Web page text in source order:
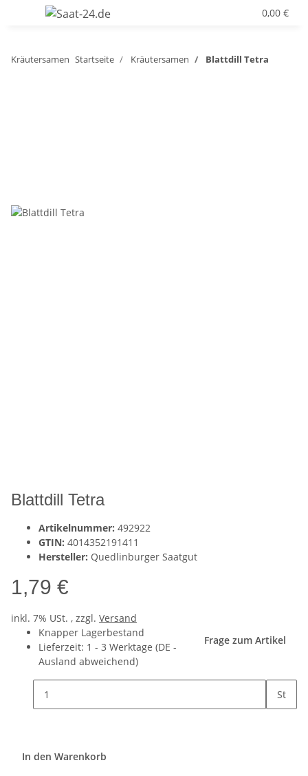
0,00 €
Kräutersamen Startseite Kräutersamen Blattdill Tetra
Blattdill Tetra
Artikelnummer: 492922
GTIN: 4014352191411
Hersteller: Quedlinburger Saatgut
1,79 €
inkl. 7% USt. , zzgl. Versand
Knapper Lagerbestand
Lieferzeit: 1 - 3 Werktage (DE -
Ausland abweichend)
Frage zum Artikel
St
In den Warenkorb